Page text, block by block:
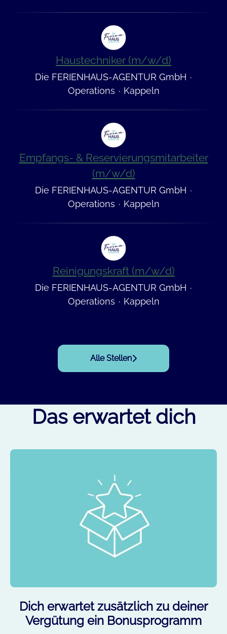
Haustechniker (m/w/d)
Die FERIENHAUS-AGENTUR GmbH ·
Operations · Kappeln
Empfangs- & Reservierungsmitarbeiter
(m/w/d)
Die FERIENHAUS-AGENTUR GmbH ·
Operations · Kappeln
Reinigungskraft (m/w/d)
Die FERIENHAUS-AGENTUR GmbH ·
Operations · Kappeln
Alle Stellen
Das erwartet dich
Dich erwartet zusätzlich zu deiner
Vergütung ein Bonusprogramm